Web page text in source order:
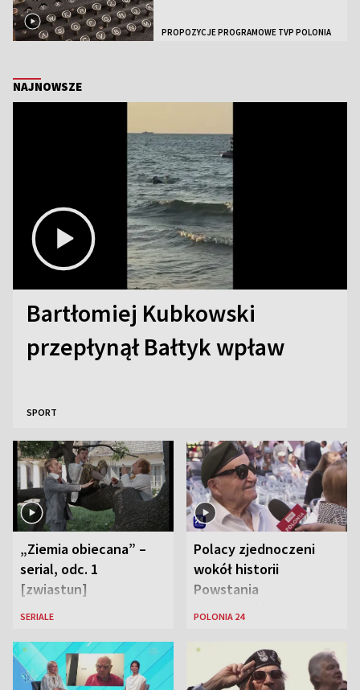
PROPOZYCJE PROGRAMOWE TVP POLONIA
NAJNOWSZE
Bartłomiej Kubkowski
przepłynął Bałtyk wpław
SPORT
„Ziemia obiecana” –
serial, odc. 1
[zwiastun]
SERIALE
Polacy zjednoczeni
wokół historii
Powstania
Warszawskiego
POLONIA 24